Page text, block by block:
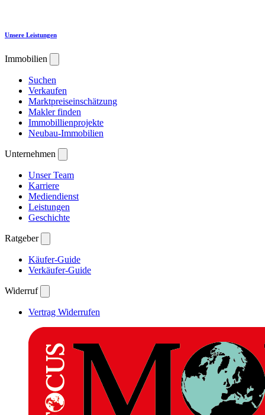
Unsere Leistungen
Immobilien
Suchen
Verkaufen
Marktpreiseinschätzung
Makler finden
Immobillienprojekte
Neubau-Immobilien
Unternehmen
Unser Team
Karriere
Mediendienst
Leistungen
Geschichte
Ratgeber
Käufer-Guide
Verkäufer-Guide
Widerruf
Vertrag Widerrufen